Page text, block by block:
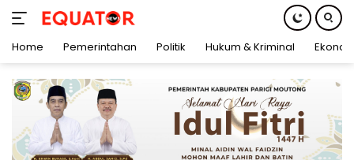
konten
Home Pemerintahan Politik Hukum & Kriminal